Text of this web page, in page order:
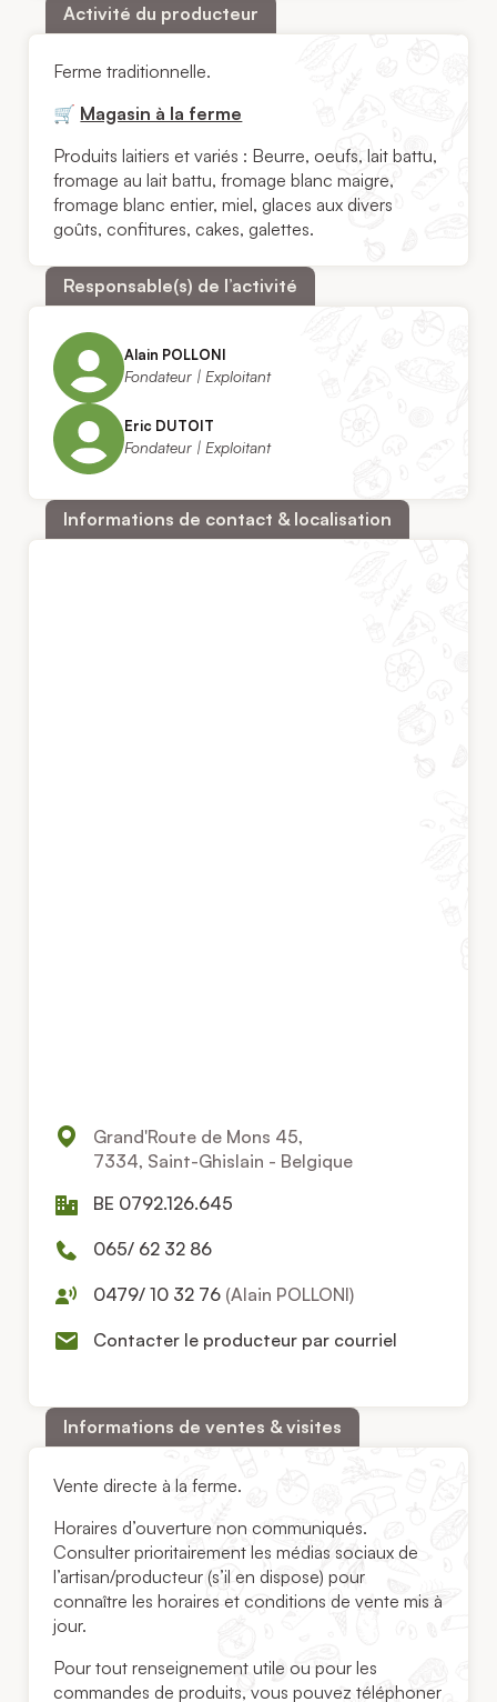
Activité du producteur
Ferme traditionnelle.
🛒 Magasin à la ferme
Produits laitiers et variés : Beurre, oeufs, lait battu,
fromage au lait battu, fromage blanc maigre,
fromage blanc entier, miel, glaces aux divers
goûts, confitures, cakes, galettes.
Responsable(s) de l’activité
Alain POLLONI
Fondateur | Exploitant
Eric DUTOIT
Fondateur | Exploitant
Informations de contact & localisation
Grand'Route de Mons 45,
7334, Saint-Ghislain - Belgique
BE 0792.126.645
065/ 62 32 86
0479/ 10 32 76 (Alain POLLONI)
Contacter le producteur par courriel
Informations de ventes & visites
Vente directe à la ferme.
Horaires d’ouverture non communiqués.
Consulter prioritairement les médias sociaux de
l’artisan/producteur (s’il en dispose) pour
connaître les horaires et conditions de vente mis à
jour.
Pour tout renseignement utile ou pour les
commandes de produits, vous pouvez téléphoner